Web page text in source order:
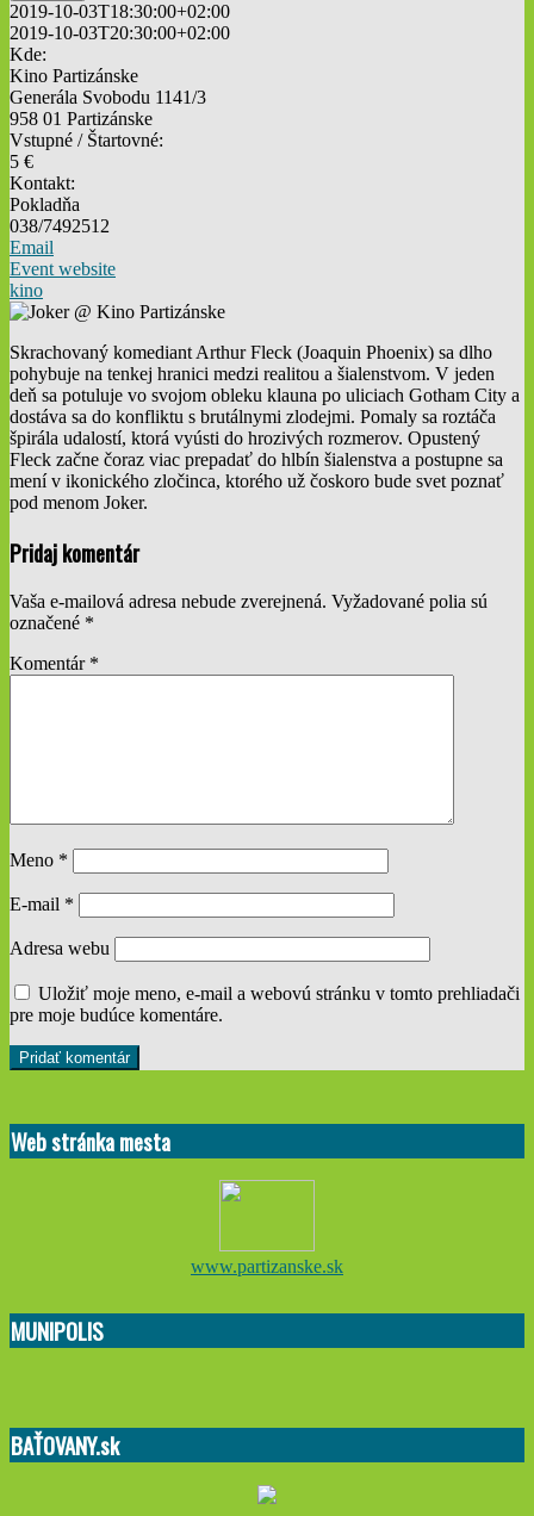
2019-10-03T18:30:00+02:00
2019-10-03T20:30:00+02:00
Kde:
Kino Partizánske
Generála Svobodu 1141/3
958 01 Partizánske
Vstupné / Štartovné:
5 €
Kontakt:
Pokladňa
038/7492512
Email
Event website
kino
Skrachovaný komediant Arthur Fleck (Joaquin Phoenix) sa dlho
pohybuje na tenkej hranici medzi realitou a šialenstvom. V jeden
deň sa potuluje vo svojom obleku klauna po uliciach Gotham City a
dostáva sa do konfliktu s brutálnymi zlodejmi. Pomaly sa roztáča
špirála udalostí, ktorá vyústi do hrozivých rozmerov. Opustený
Fleck začne čoraz viac prepadať do hlbín šialenstva a postupne sa
mení v ikonického zločinca, ktorého už čoskoro bude svet poznať
pod menom Joker.
2019-
05-
Pridaj komentár
Vaša e-mailová adresa nebude zverejnená. Vyžadované polia sú
označené *
Komentár *
Meno *
E-mail *
Adresa webu
Uložiť moje meno, e-mail a webovú stránku v tomto prehliadači
pre moje budúce komentáre.
Web stránka mesta
www.partizanske.sk
MUNIPOLIS
BAŤOVANY.sk